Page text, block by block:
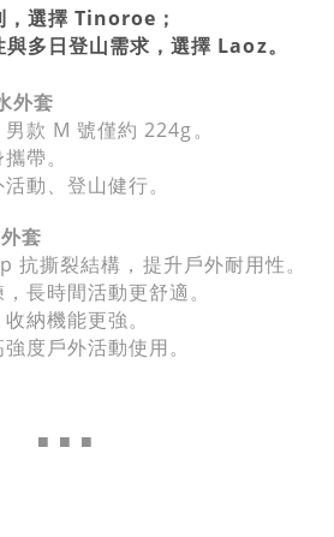
，選擇 Tinoroe；
多日登山需求，選擇 Laoz。
外套
款 M 號僅約 224g。
帶。
動、登山健行。
套
撕裂結構，提升戶外耐用性。
長時間活動更舒適。
納機能更強。
度戶外活動使用。
■ ■ ■